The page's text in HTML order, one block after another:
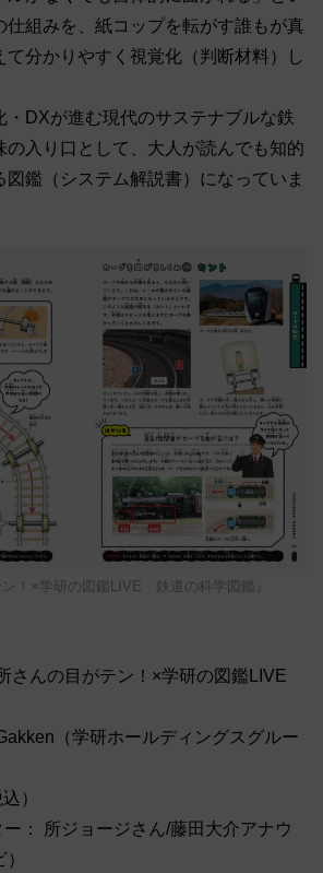
仕組みを、紙コップを転がす誰もが真
て分かりやすく視覚化（判断材料）し
・DXが進む現代のサステナブルな鉄
の入り口として、大人が読んでも知的
図鑑（システム解説書）になっていま
ン！×学研の図鑑LIVE 鉄道の科学図鑑』
さんの目がテン！×学研の図鑑LIVE
（学研ホールディングスグルー
）
： 所ジョージさん/藤田大介アナウ